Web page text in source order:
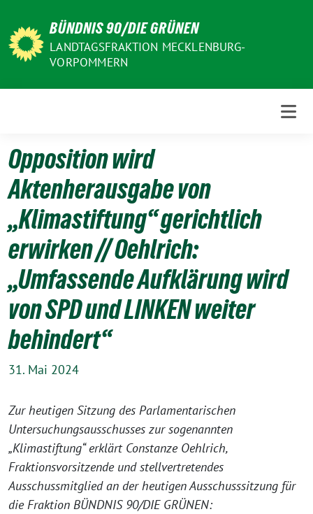
zum
Inhalt
BÜNDNIS 90/DIE GRÜNEN
LANDTAGSFRAKTION MECKLENBURG-
VORPOMMERN
Opposition wird
Aktenherausgabe von
„Klimastiftung“ gerichtlich
erwirken // Oehlrich:
„Umfassende Aufklärung wird
von SPD und LINKEN weiter
behindert“
31. Mai 2024
Zur heutigen Sitzung des Parlamentarischen
Untersuchungsausschusses zur sogenannten
„Klimastiftung“ erklärt Constanze Oehlrich,
Fraktionsvorsitzende und stellvertretendes
Ausschussmitglied an der heutigen Ausschusssitzung für
die Fraktion BÜNDNIS 90/DIE GRÜNEN: